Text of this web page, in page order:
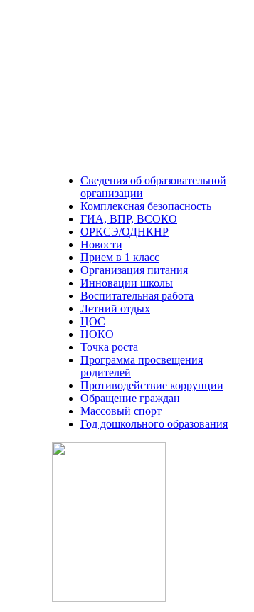
Сведения об образовательной
организации
Комплексная безопасность
ГИА, ВПР, ВСОКО
ОРКСЭ/ОДНКНР
Новости
Прием в 1 класс
Организация питания
Инновации школы
Воспитательная работа
Летний отдых
ЦОС
НОКО
Точка роста
Программа просвещения
родителей
Противодействие коррупции
Обращение граждан
Массовый спорт
Год дошкольного образования